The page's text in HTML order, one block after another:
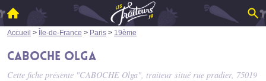
Accueil > Île-de-France > Paris > 19ème
CABOCHE Olga
Cette fiche présente "CABOCHE Olga", traiteur situé rue pradier, 75019